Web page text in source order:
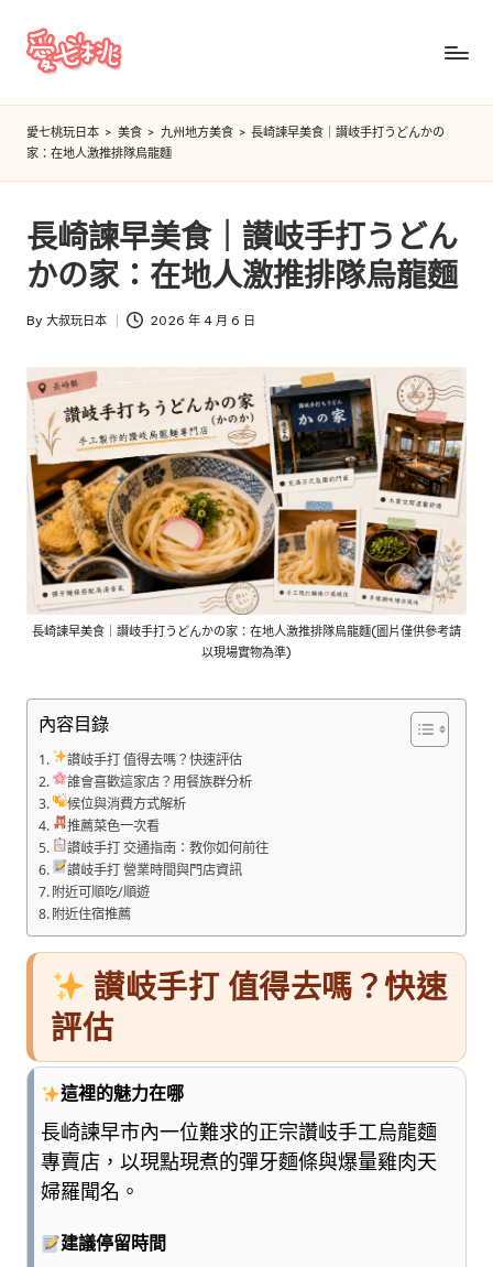
Skip
愛
七
桃
玩
日
本
愛七桃玩日本 > 美食 > 九州地方美食 > 長崎諫早美食｜讃岐手打うどんかの
家：在地人激推排隊烏龍麵
長崎諫早美食｜讃岐手打うどん
かの家：在地人激推排隊烏龍麵
Posted
By 大叔玩日本 2026 年 4 月 6 日
長崎諫早美食｜讃岐手打うどんかの家：在地人激推排隊烏龍麵(圖片僅供參考請
以現場實物為準)
內容目錄
讃岐手打 值得去嗎？快速評估
誰會喜歡這家店？用餐族群分析
候位與消費方式解析
推薦菜色一次看
讃岐手打 交通指南：教你如何前往
讃岐手打 營業時間與門店資訊
附近可順吃/順遊
附近住宿推薦
讃岐手打 值得去嗎？快速
評估
這裡的魅力在哪
長崎諫早市內一位難求的正宗讚岐手工烏龍麵
專賣店，以現點現煮的彈牙麵條與爆量雞肉天
婦羅聞名。
建議停留時間